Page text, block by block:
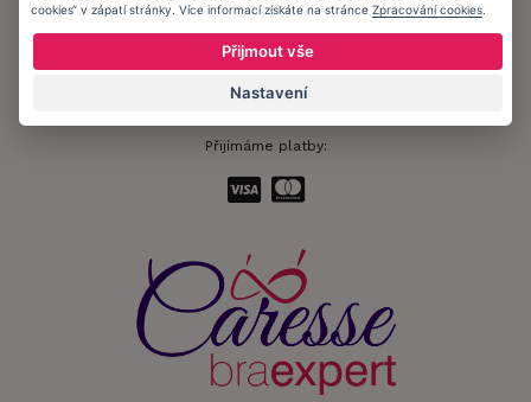
Zůstaňte s námi v kontaktu.
Přijímáme platby:
cookies“ v zápatí stránky. Více informací získáte na stránce Zpracování cookies
Přijmout vše
Nastavení